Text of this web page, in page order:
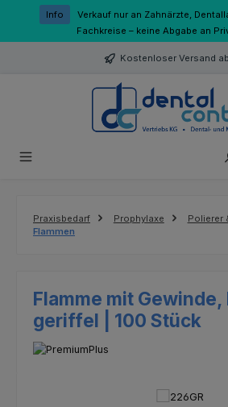
Zum Hauptinhalt springen
Info
Verkauf nur an Zahnärzte,
Fachkreise – keine Abgabe an
Kostenloser Versand
Praxisbedarf Prophylaxe
Polierer
Flammen
Flamme mit Gewinde,
geriffel | 100 Stück